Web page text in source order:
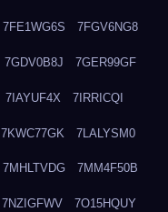
7FE1WG6S 7FGV6NG8
7GDV0B8J 7GER99GF
7IAYUF4X 7IRRICQI
7KWC77GK 7LALYSM0
7MHLTVDG 7MM4F50B
7NZIGFWV 7O15HQUY